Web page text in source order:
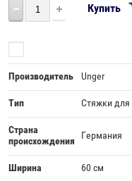
Купить
Производитель Unger
Тип Стяжки для
Страна
происхождения
Германия
Ширина 60 см